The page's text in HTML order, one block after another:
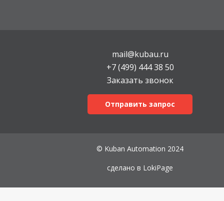
mail@kubau.ru
+7 (499) 444 38 50
Заказать звонок
Отправить запрос
© Kuban Automation 2024
сделано в LokiPage